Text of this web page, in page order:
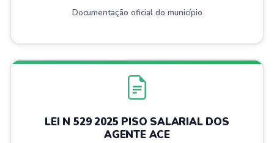
Documentação oficial do município
LEI N 529 2025 PISO SALARIAL DOS
AGENTE ACE